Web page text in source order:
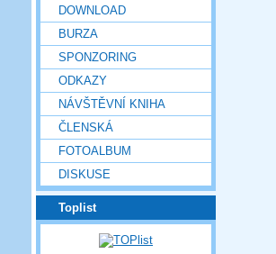
DOWNLOAD
BURZA
SPONZORING
ODKAZY
NÁVŠTĚVNÍ KNIHA
ČLENSKÁ
FOTOALBUM
DISKUSE
Toplist